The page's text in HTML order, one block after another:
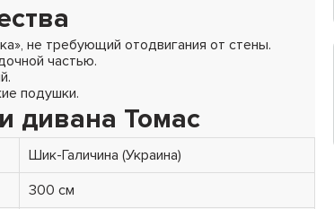
не требующий отодвигания от стены.
частью.
подушки.
дивана Томас
Шик-Галичина (Украина)
300 см